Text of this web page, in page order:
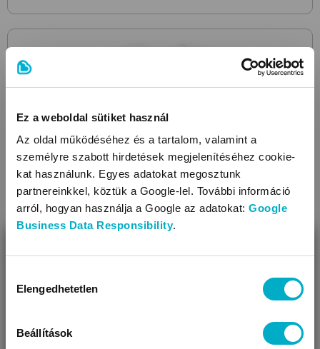
Ez a weboldal sütiket használ
Az oldal működéséhez és a tartalom, valamint a
személyre szabott hirdetések megjelenítéséhez cookie-
kat használunk. Egyes adatokat megosztunk
partnereinkkel, köztük a Google-lel. További információ
arról, hogyan használja a Google az adatokat: Google
Business Data Responsibility.
kiválasztása
Elengedhetetlen
Beállítások
ELLEPI
Úgy látjuk, most jársz nálunk először!